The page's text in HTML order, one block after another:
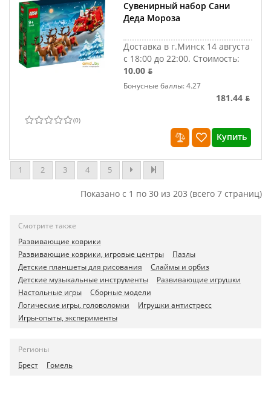
Сувенирный набор Сани
Деда Мороза
Доставка в г.Минск 14 августа
с 18:00 до 22:00. Стоимость:
10.00 ƃ
Бонусные баллы: 4.27
181.44 ƃ
(0)
Купить
1 2 3 4 5
Показано с 1 по 30 из 203 (всего 7 страниц)
Смотрите также
Развивающие коврики
Развивающие коврики, игровые центры
Пазлы
Детские планшеты для рисования
Слаймы и орбиз
Детские музыкальные инструменты
Развивающие игрушки
Настольные игры
Сборные модели
Логические игры, головоломки
Игрушки антистресс
Игры-опыты, эксперименты
Регионы
Брест
Гомель